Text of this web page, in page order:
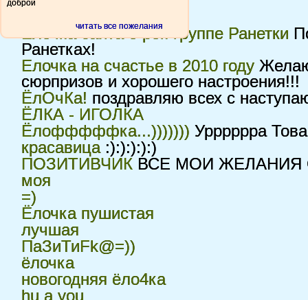
доброй
читать все пожелания
Ёлочка сайта о рок-группе Ранетки
Ранетках!
Елочка на счастье в 2010 году
сюрпризов и хорошего настроения!!!
ЁлОчКа! поздравляю всех с
ЁЛКА - ИГОЛКА
Ёлофффффка...))))))) Урррррра
красавица:):):):):)
ПОЗИТИВЧИК ВСЕ МОИ ЖЕЛАНИЯ
моя
=)
Ёлочка пушистая
лучшая
ПаЗиТиFk@=))
ёлочка
новогодняя ёло4ка
hu a you